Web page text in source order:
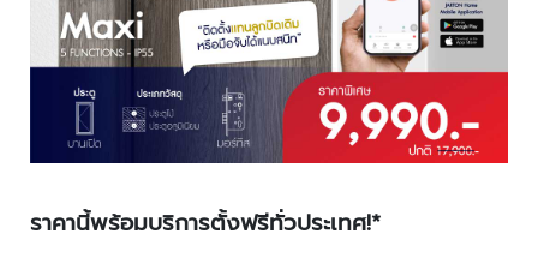
ร
ะ
บ
ต
ร
จ
ราคานี้พร้อมบริการตั้งฟรีทั่วประเทศ!*